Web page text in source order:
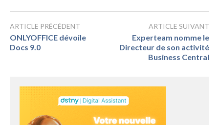
ARTICLE PRÉCÉDENT
ONLYOFFICE dévoile
Docs 9.0
ARTICLE SUIVANT
Experteam nomme le
Directeur de son activité
Business Central